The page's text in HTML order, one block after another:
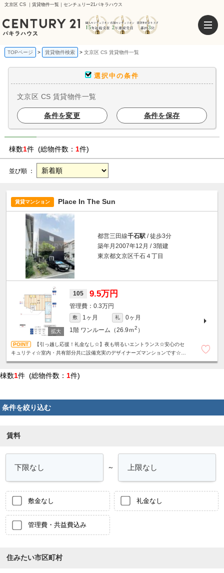
文京区 CS ｜賃貸物件一覧｜センチュリー21パキラハウス
TOPページ 賃貸物件検索 文京区 CS 賃貸物件一覧
選択中の条件
文京区 CS 賃貸物件一覧
条件を変更 条件を保存
棟数1件 (総物件数： 1件)
並び順 ：
賃貸マンション Place In The Sun
都営三田線千石駅 / 徒歩3分
築年月2007年12月 / 3階建
東京都文京区千石４丁目
105 9.5万円
0.3万円
敷 1ヶ月 礼
0ヶ月
1階 ワンルーム（26.9ｍ2 ）
【引っ越し応援！礼金なし☆】夜も明るいエントランス☆安心のセ
キュリティ☆室内・共有部分共に設備充実のデザイナーズマンションです☆魅
棟数1件 (総物件数： 1件)
条件を絞り込む
賃料
～
敷金なし 礼金なし
管理費・共益費込み
住みたい市区町村